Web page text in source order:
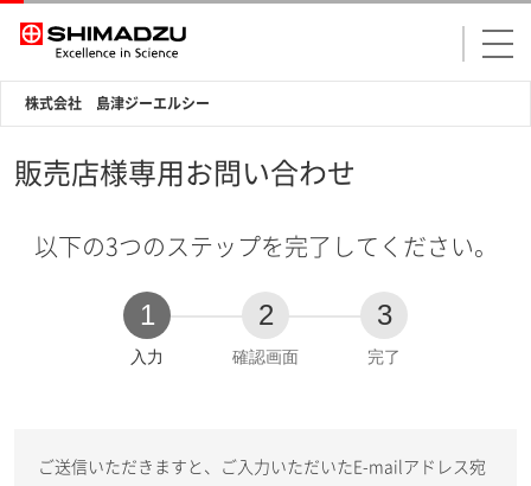
株式会社 島津ジーエルシー
販売店様専用お問い合わせ
以下の3つのステップを完了してください。
1
現
入力
2
確認画面
3
完了
ご送信いただきますと、ご入力いただいたE-mailアドレス宛